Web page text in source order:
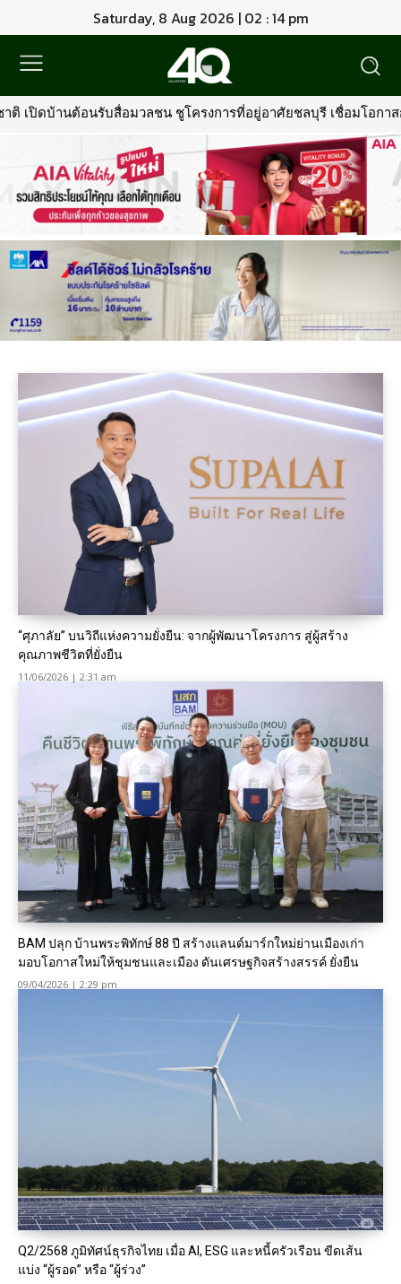
Saturday, 8 Aug 2026 | 02 : 14 pm
ต้อนรับสื่อมวลชน ชูโครงการที่อยู่อาศัยชลบุรี เชื่อมโอกาสการมีบ้า
“ศุภาลัย” บนวิถีแห่งความยั่งยืน: จากผู้พัฒนาโครงการ สู่ผู้สร้าง
คุณภาพชีวิตที่ยั่งยืน
11/06/2026 | 2:31 am
BAM ปลุก บ้านพระพิทักษ์ 88 ปี สร้างแลนด์มาร์กใหม่ย่านเมืองเก่า
มอบโอกาสใหม่ให้ชุมชนและเมือง ดันเศรษฐกิจสร้างสรรค์ ยั่งยืน
09/04/2026 | 2:29 pm
Q2/2568 ภูมิทัศน์ธุรกิจไทย เมื่อ AI, ESG และหนี้ครัวเรือน ขีดเส้น
แบ่ง “ผู้รอด” หรือ “ผู้ร่วง”